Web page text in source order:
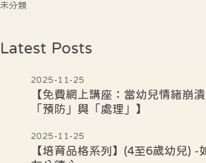
未分類
Latest Posts
2025-11-25
【免費網上講座：當幼兒情緒崩
「預防」與「處理」】
2025-11-25
【培育品格系列】(4至6歲幼兒) -